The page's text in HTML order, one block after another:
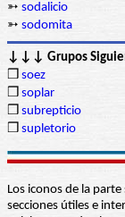
➳ sodalicio
➳ sodomita
↓↓↓ Grupos
❒ soez
❒ soplar
❒ subrepticio
❒ supletorio
Los iconos de la
secciones útiles e